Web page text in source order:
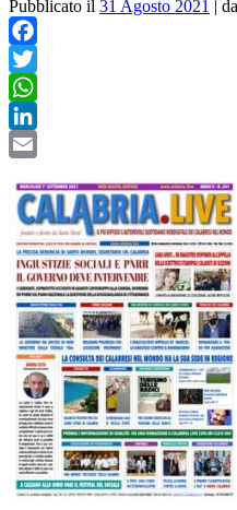
Pubblicato il 31 Agosto 2021 | da
Facebook
Twitter
WhatsApp
LinkedIn